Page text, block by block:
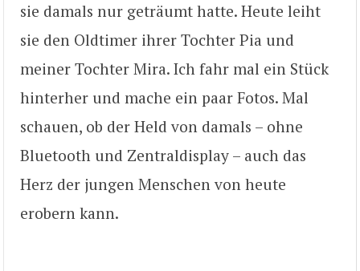
sie damals nur geträumt hatte. Heute leiht
sie den Oldtimer ihrer Tochter Pia und
meiner Tochter Mira. Ich fahr mal ein Stück
hinterher und mache ein paar Fotos. Mal
schauen, ob der Held von damals – ohne
Bluetooth und Zentraldisplay – auch das
Herz der jungen Menschen von heute
erobern kann.